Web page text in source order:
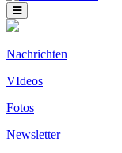
Nachrichten
VIdeos
Fotos
Newsletter